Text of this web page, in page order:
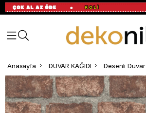
Anasayfa DUVAR KAĞIDI Desenli Duvar